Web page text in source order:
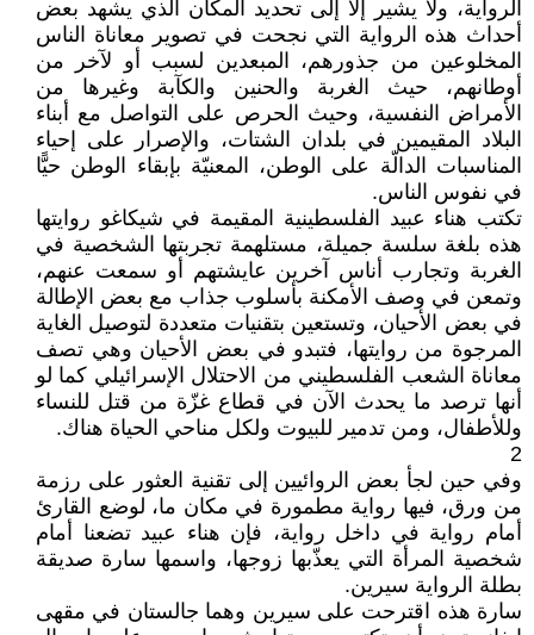
الرواية، ولا يشير إلا إلى تحديد المكان الذي يشهد بعض
أحداث هذه الرواية التي نجحت في تصوير معاناة الناس
المخلوعين من جذورهم، المبعدين لسبب أو لآخر من
أوطانهم، حيث الغربة والحنين والكآبة وغيرها من
الأمراض النفسية، وحيث الحرص على التواصل مع أبناء
البلاد المقيمين في بلدان الشتات، والإصرار على إحياء
المناسبات الدالّة على الوطن، المعنيّة بإبقاء الوطن حيًّا
في نفوس الناس.
تكتب هناء عبيد الفلسطينية المقيمة في شيكاغو روايتها
هذه بلغة سلسة جميلة، مستلهمة تجربتها الشخصية في
الغربة وتجارب أناس آخرين عايشتهم أو سمعت عنهم،
وتمعن في وصف الأمكنة بأسلوب جذاب مع بعض الإطالة
في بعض الأحيان، وتستعين بتقنيات متعددة لتوصيل الغاية
المرجوة من روايتها، فتبدو في بعض الأحيان وهي تصف
معاناة الشعب الفلسطيني من الاحتلال الإسرائيلي كما لو
أنها ترصد ما يحدث الآن في قطاع غزّة من قتل للنساء
وللأطفال، ومن تدمير للبيوت ولكل مناحي الحياة هناك.
2
وفي حين لجأ بعض الروائيين إلى تقنية العثور على رزمة
من ورق، فيها رواية مطمورة في مكان ما، لوضع القارئ
أمام رواية في داخل رواية، فإن هناء عبيد تضعنا أمام
شخصية المرأة التي يعذّبها زوجها، واسمها سارة صديقة
بطلة الرواية سيرين.
سارة هذه اقترحت على سيرين وهما جالستان في مقهى